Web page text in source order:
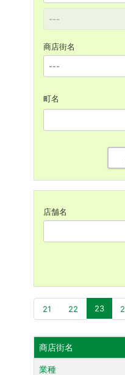
商店街名
町名
店舗名
21 22 23(現位